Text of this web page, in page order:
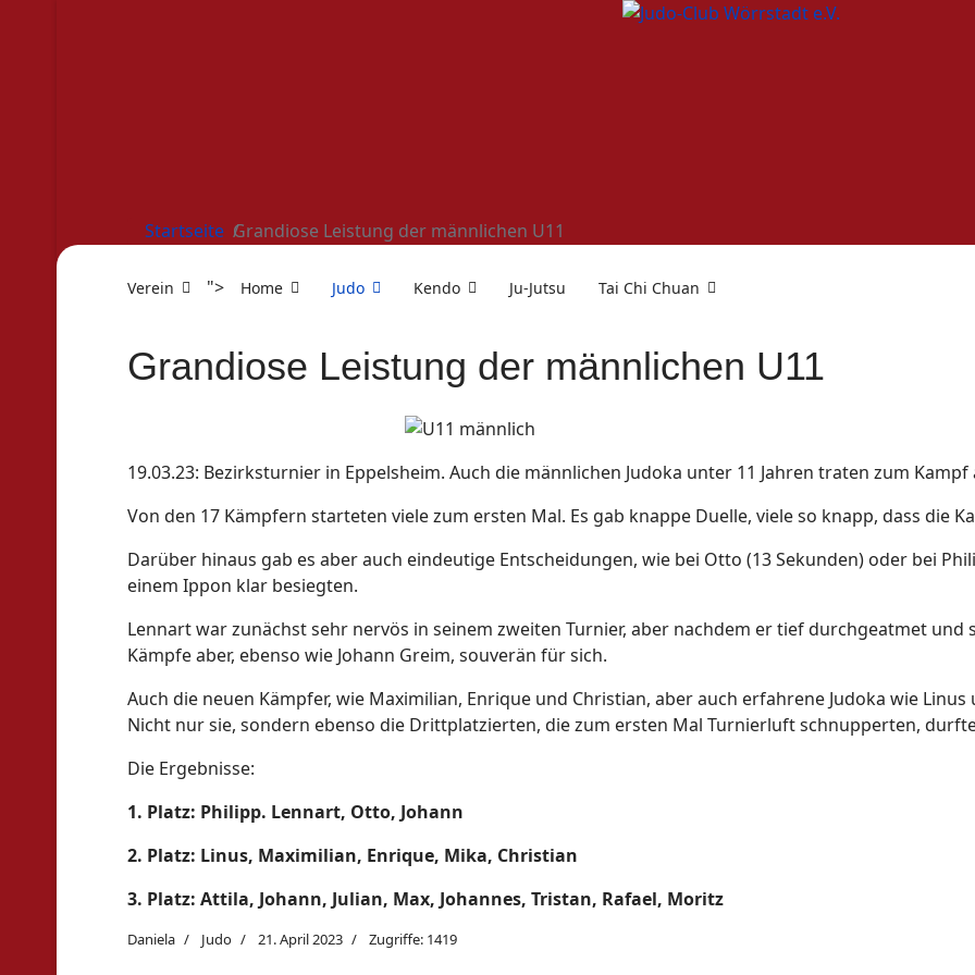
Startseite Grandiose Leistung der männlichen U11
Verein "> Home Judo Kendo Ju-Jutsu Tai Chi Chuan
Grandiose Leistung der männlichen U11
19.03.23: Bezirksturnier in Eppelsheim. Auch die männlichen Judoka unter 11 Jahren traten zum Kampf
Von den 17 Kämpfern starteten viele zum ersten Mal. Es gab knappe Duelle, viele so knapp, dass die
Darüber hinaus gab es aber auch eindeutige Entscheidungen, wie bei Otto (13 Sekunden) oder bei
einem Ippon klar besiegten.
Lennart war zunächst sehr nervös in seinem zweiten Turnier, aber nachdem er tief durchgeatmet
Kämpfe aber, ebenso wie Johann Greim, souverän für sich.
Auch die neuen Kämpfer, wie Maximilian, Enrique und Christian, aber auch erfahrene Judoka wie
Nicht nur sie, sondern ebenso die Drittplatzierten, die zum ersten Mal Turnierluft schnupperten,
Die Ergebnisse:
1. Platz: Philipp. Lennart, Otto, Johann
2. Platz: Linus, Maximilian, Enrique, Mika, Christian
3. Platz: Attila, Johann, Julian, Max, Johannes, Tristan, Rafael, Moritz
Daniela Judo 21. April 2023 Zugriffe: 1419